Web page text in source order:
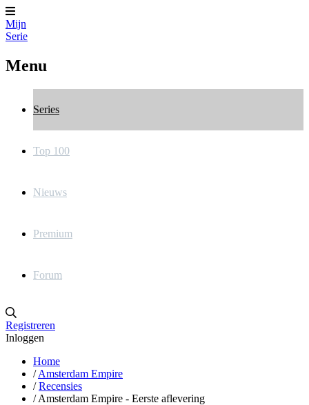
Mijn
Serie
Menu
Series
Top 100
Nieuws
Premium
Forum
Registreren
Inloggen
Home
/ Amsterdam Empire
/ Recensies
/ Amsterdam Empire - Eerste aflevering